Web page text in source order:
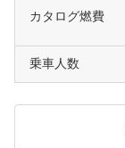
カタログ燃費
乗車人数